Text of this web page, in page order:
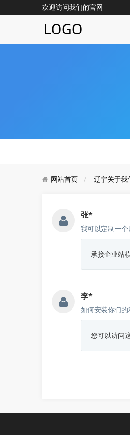
欢迎访问我们的官网
网站首页 辽宁关于我
张*
我可以定制一个
承接企业站
李*
如何安装你们的
您可以访问